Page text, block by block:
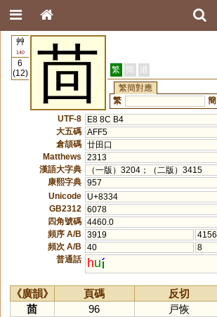
艸
140
6
(12)
茴 繁 簡 港
繁簡對應
繁
簡
UTF-8
E8 8C B4
大五碼 AFF5
倉頡碼 廿田口
Matthews
2313
漢語大字典
（一版）3204；（二版）3415
康熙字典 957
Unicode
U+8334
GB2312
6078
四角號碼 4460.0
頻序 A/B
3919
4156
頻次 A/B
40
8
普通話
hu
《廣韻》 頁碼 反切
茴
96
戸恢